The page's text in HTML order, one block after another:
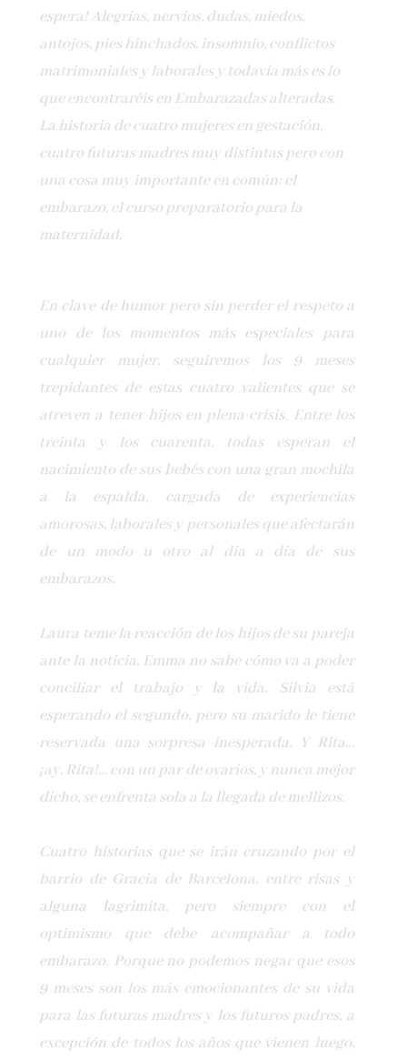
espera! Alegrías, nervios, dudas, miedos,
antojos, pies hinchados, insomnio, conflictos
matrimoniales y laborales y todavía más es lo
que encontraréis en Embarazadas alteradas.
La historia de cuatro mujeres en gestación,
cuatro futuras madres muy distintas pero con
una cosa muy importante en común: el
embarazo, el curso preparatorio para la
maternidad.
En clave de humor pero sin perder el respeto a
uno de los momentos más especiales para
cualquier mujer, seguiremos los 9 meses
trepidantes de estas cuatro valientes que se
atreven a tener hijos en plena crisis. Entre los
treinta y los cuarenta, todas esperan el
nacimiento de sus bebés con una gran mochila
a la espalda, cargada de experiencias
amorosas, laborales y personales que afectarán
de un modo u otro al día a día de sus
embarazos.
Laura teme la reacción de los hijos de su pareja
ante la noticia. Emma no sabe cómo va a poder
conciliar el trabajo y la vida. Silvia está
esperando el segundo, pero su marido le tiene
reservada una sorpresa inesperada. Y Rita…
¡ay, Rita!… con un par de ovarios, y nunca mejor
dicho, se enfrenta sola a la llegada de mellizos.
Cuatro historias que se irán cruzando por el
barrio de Gracia de Barcelona, entre risas y
alguna lagrimita, pero siempre con el
optimismo que debe acompañar a todo
embarazo. Porque no podemos negar que esos
9 meses son los más emocionantes de su vida
para las futuras madres y los futuros padres, a
excepción de todos los años que vienen luego,